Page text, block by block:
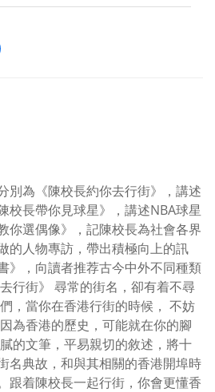
別為《陳校長約你去行街》，講述
校長帶你見球星》，講述NBA球星
你選偶像》，記陳校長為社會各界
的人物專訪，帶出積極向上的訊
》，向讀者推荐古今中外不同種類
行街》 尋常的街名，卻有着不尋
，當你在香港行街的時候， 不妨
為香港的歷史，可能就在你的腳
的文筆，平易親切的敘述，將十
名典故，和與其相關的香港開埠時
跟着陳校長一起行街，你會更懂香